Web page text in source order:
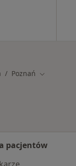
Poznań Zmień
pacjentów